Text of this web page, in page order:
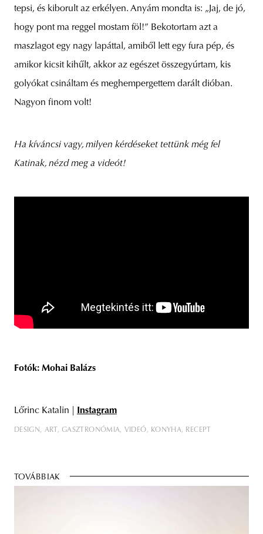
tepsi, és kiborult az erkélyen. Anyám mondta is: „Jaj, de jó,
hogy pont ma reggel mostam föl!” Bekotortam azt a
maszlagot egy nagy lapáttal, amiből lett egy fura pép, és
amikor kicsit kihűlt, akkor az egészet összegyúrtam, kis
golyókat csináltam és meghempergettem darált dióban.
Nagyon finom volt!
Ha kíváncsi vagy, milyen kérdéseket tettünk még fel
Katinak, nézd meg a videót!
Fotók: Mohai Balázs
Lőrinc Katalin | Instagram
DESIGN ART GASZTRONÓMIA VIDEÓ KONYHA RECEPT
TOVÁBBIAK